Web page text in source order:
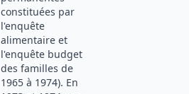
constituées par
l'enquête
alimentaire et
l'enquête budget
des familles de
1965 à 1974). En